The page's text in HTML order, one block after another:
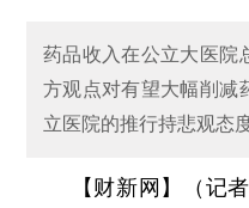
药品收入在公立大医院
方观点对有望大幅削减
立医院的推行持悲观态
【财新网】（记